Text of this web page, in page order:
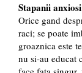
Stapanii anxiosi
Orice gand
raci; se poate
groaznica este
nu si-au educat